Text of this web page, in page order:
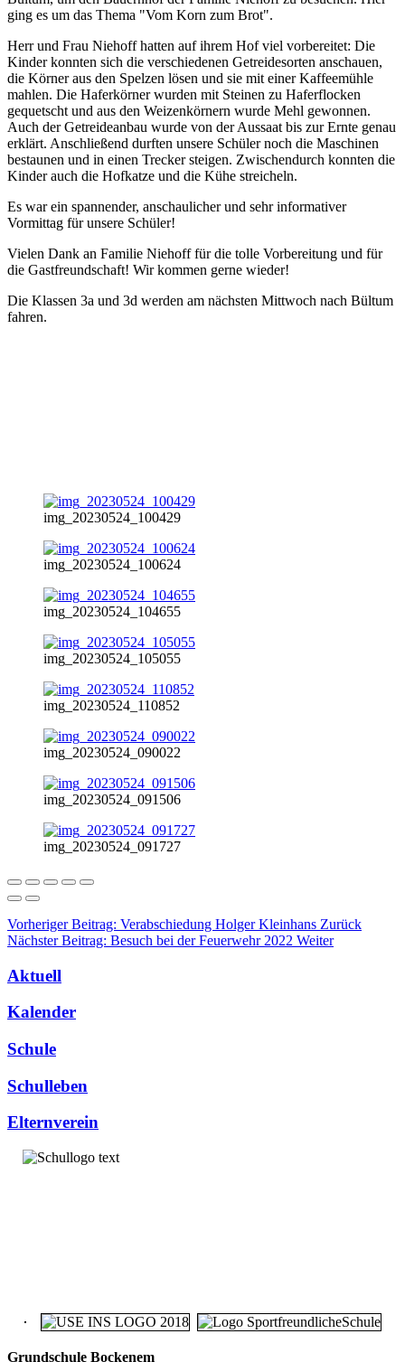
ging es um das Thema "Vom Korn zum Brot".
Herr und Frau Niehoff hatten auf ihrem Hof viel vorbereitet: Die
Kinder konnten sich die verschiedenen Getreidesorten anschauen,
die Körner aus den Spelzen lösen und sie mit einer Kaffeemühle
mahlen. Die Haferkörner wurden mit Steinen zu Haferflocken
gequetscht und aus den Weizenkörnern wurde Mehl gewonnen.
Auch der Getreideanbau wurde von der Aussaat bis zur Ernte genau
erklärt. Anschließend durften unsere Schüler noch die Maschinen
bestaunen und in einen Trecker steigen. Zwischendurch konnten die
Kinder auch die Hofkatze und die Kühe streicheln.
Es war ein spannender, anschaulicher und sehr informativer
Vormittag für unsere Schüler!
Vielen Dank an Familie Niehoff für die tolle Vorbereitung und für
die Gastfreundschaft! Wir kommen gerne wieder!
Die Klassen 3a und 3d werden am nächsten Mittwoch nach Bültum
fahren.
img_20230524_100429
img_20230524_100624
img_20230524_104655
img_20230524_105055
img_20230524_110852
img_20230524_090022
img_20230524_091506
img_20230524_091727
Vorheriger Beitrag: Verabschiedung Holger Kleinhans Zurück
Nächster Beitrag: Besuch bei der Feuerwehr 2022 Weiter
Aktuell
Kalender
Schule
Schulleben
Elternverein
Grundschule Bockenem